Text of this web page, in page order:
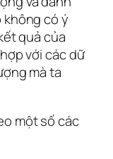
có ý
quả của
với các dữ
mà ta
một số các